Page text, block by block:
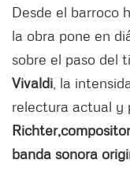
Desde el barroco
la obra pone en
sobre el paso del
Vivaldi , la
relectura actual y
Richter,
banda sonora